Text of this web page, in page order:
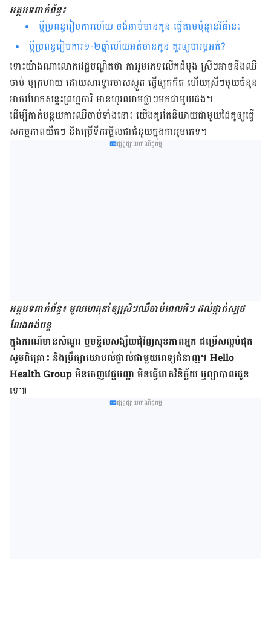
អត្ថបទពាក់ព័ន្ធ៖
ប្តីប្រពន្ធរៀបការហើយ ចង់ឆាប់មានកូន ធ្វើតាមប៉ុន្មានវិធីនេះ
ប្តី​ប្រពន្ធ​រៀបការ​១-២ឆ្នាំ​ហើយអត់​មាន​កូន​ គួរ​ឲ្យ​បារម្ភ​អត់?
ទោះ​យ៉ាង​ណា​លោក​វេជ្ជបណ្ឌិត​ថា ការ​រួមភេទ​លើក​ដំបូង ស្រីៗ​អាច​នឹង​ឈឺ​
ចាប់ ឬ​ក្រហាយ ដោយសារ​ទ្វារ​មាស​ស្ងួត ធ្វើ​ឲ្យ​កកិត ហើយ​ស្រីៗ​មួយ​ចំនួន​
អាច​រហែក​សន្ទះ​ព្រហ្មចារី មាន​ហូរ​ឈាម​ថ្លាៗ​មក​ជាមួយ​ផង។
ដើម្បី​កាត់​បន្ថយ​ការ​ឈឺ​ចាប់​ទាំង​នោះ យើង​គួរ​តែ​និយាយ​ជាមួយ​ដៃ​គូ​ឲ្យ​ធ្វើ​
សកម្មភាព​យឺតៗ និង​ប្រើ​ទឹក​រម្អិល​ជា​ជំនួយ​ក្នុង​ការ​រួមភេទ។
ផ្សព្វផ្សាយពាណិជ្ជកម្ម
អត្ថបទពាក់ព័ន្ធ៖ មូលហេតុ​នាំ​ឲ្យ​ស្រីៗ​ឈឺ​ចាប់​ពេលអីៗ ដល់​ថ្នាក់​ស្បថ​
លែង​ចង់បន្ត
ក្នុង​ករណី​មាន​សំណួរ ឬ​មន្ទិលសង្ស័យ​ជុំវិញ​សុខភាព​អ្នក ជម្រើស​ល្អ​បំផុត
សូម​ពិគ្រោះ និង​ប្រឹក្សា​យោបល់​ផ្ទាល់​ជាមួយ​ពេទ្យ​ជំនាញ។ Hello
Health Group មិន​ចេញ​វេជ្ជបញ្ជា មិន​ធ្វើ​រោគវិនិច្ឆ័យ ឬ​ព្យាបាល​ជូន​
ទេ៕
ផ្សព្វផ្សាយពាណិជ្ជកម្ម